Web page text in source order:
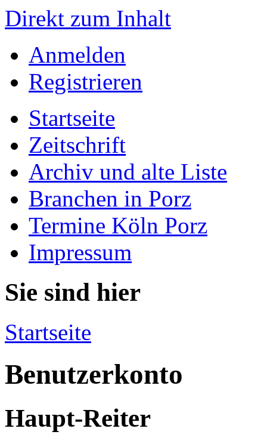
Direkt zum Inhalt
Anmelden
Registrieren
Startseite
Zeitschrift
Archiv und alte Liste
Branchen in Porz
Termine Köln Porz
Impressum
Sie sind hier
Startseite
Benutzerkonto
Haupt-Reiter